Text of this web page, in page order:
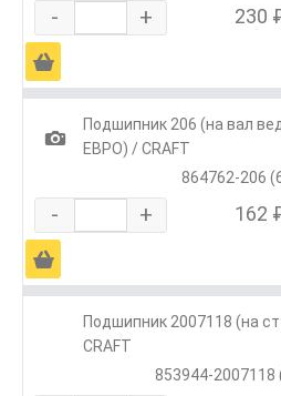
- + 230
Ä
1
Подшипник 206 (на вал
ЕВРО) / CRAFT
864762-206
- + 162
Ä
Подшипник 2007118 (на
CRAFT
853944-2007118